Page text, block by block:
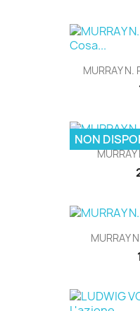
MURRAY
NON
MURRAY